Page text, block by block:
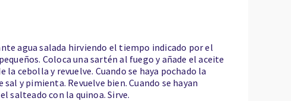
agua salada hirviendo el tiempo indicado por el
Coloca una sartén al fuego y añade el aceite
la cebolla y revuelve. Cuando se haya pochado la
y pimienta. Revuelve bien. Cuando se hayan
salteado con la quinoa. Sirve.